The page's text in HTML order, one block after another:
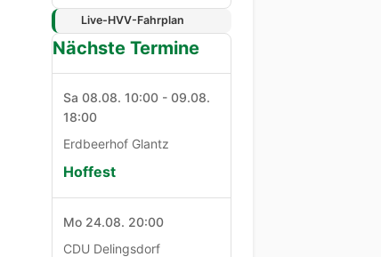
Live-HVV-Fahrplan
Nächste Termine
Sa 08.08. 10:00 - 09.08.
18:00
Erdbeerhof Glantz
Hoffest
Mo 24.08. 20:00
CDU Delingsdorf